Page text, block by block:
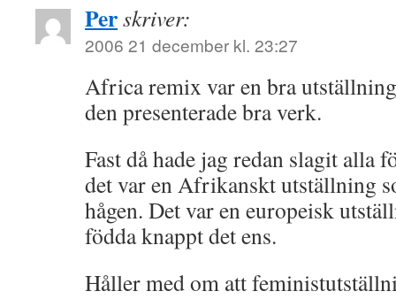
Perskriver:
2006 21 december kl. 23:27
Africa remix var en bra
den presenterade bra verk.
Fast då hade jag redan slagit alla
det var en Afrikanskt utställning
hågen. Det var en europeisk
födda knappt det ens.
Håller med om att